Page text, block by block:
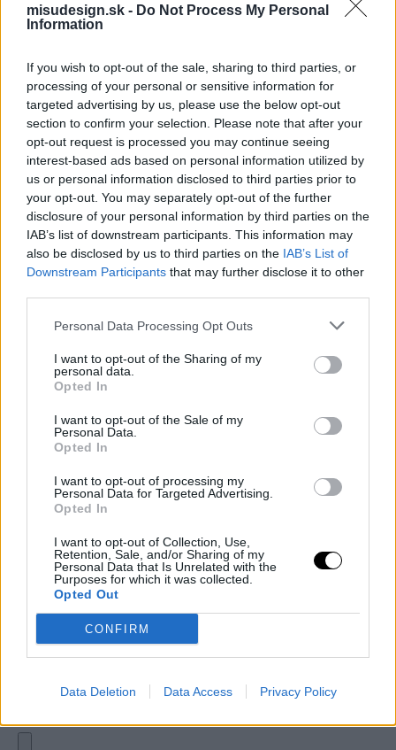
misudesign.sk - Do Not Process My Personal
Information
If you wish to opt-out of the sale, sharing to third parties, or
processing of your personal or sensitive information for
targeted advertising by us, please use the below opt-out
section to confirm your selection. Please note that after your
opt-out request is processed you may continue seeing
interest-based ads based on personal information utilized by
us or personal information disclosed to third parties prior to
your opt-out. You may separately opt-out of the further
disclosure of your personal information by third parties on the
IAB’s list of downstream participants. This information may
also be disclosed by us to third parties on the IAB’s List of
Downstream Participants that may further disclose it to other
Personal Data Processing Opt Outs
I want to opt-out of the Sharing of my
personal data.
Opted In
I want to opt-out of the Sale of my
Personal Data.
Opted In
I want to opt-out of processing my
Personal Data for Targeted Advertising.
Opted In
I want to opt-out of Collection, Use,
Retention, Sale, and/or Sharing of my
Personal Data that Is Unrelated with the
Purposes for which it was collected.
Opted Out
CONFIRM
Data Deletion Data Access Privacy Policy
Prosíme, uviesť tvoje skúsenosti a výsledky tebou
ktorí budú spĺňať požiadavky.
Pošli nám info o tebe
Vaše meno*
Váš email *
Váš telefón*
Vaša správa *